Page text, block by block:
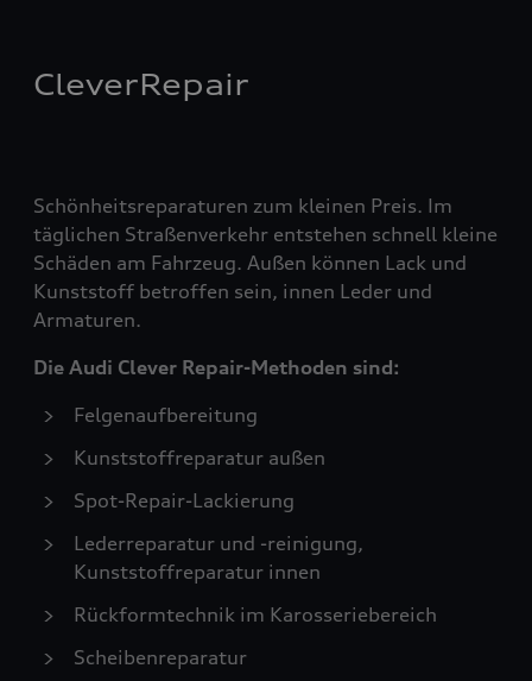
CleverRepair
Schönheitsreparaturen zum kleinen Preis. Im
täglichen Straßenverkehr entstehen schnell kleine
Schäden am Fahrzeug. Außen können Lack und
Kunststoff betroffen sein, innen Leder und
Armaturen.
Die Audi Clever Repair-Methoden sind:
Felgenaufbereitung
Kunststoffreparatur außen
Spot-Repair-Lackierung
Lederreparatur und -reinigung,
Kunststoffreparatur innen
Rückformtechnik im Karosseriebereich
Scheibenreparatur